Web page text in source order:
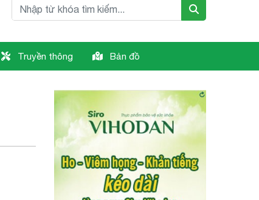
Truyền thông Bản đồ